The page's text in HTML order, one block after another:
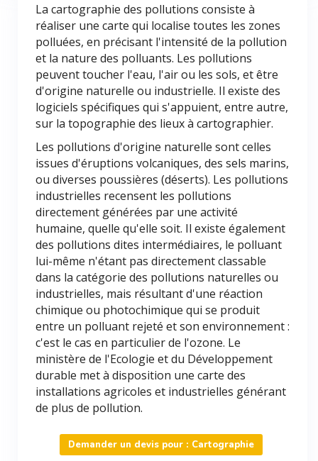
La cartographie des pollutions consiste à
réaliser une carte qui localise toutes les zones
polluées, en précisant l'intensité de la pollution
et la nature des polluants. Les pollutions
peuvent toucher l'eau, l'air ou les sols, et être
d'origine naturelle ou industrielle. Il existe des
logiciels spécifiques qui s'appuient, entre autre,
sur la topographie des lieux à cartographier.
Les pollutions d'origine naturelle sont celles
issues d'éruptions volcaniques, des sels marins,
ou diverses poussières (déserts). Les pollutions
industrielles recensent les pollutions
directement générées par une activité
humaine, quelle qu'elle soit. Il existe également
des pollutions dites intermédiaires, le polluant
lui-même n'étant pas directement classable
dans la catégorie des pollutions naturelles ou
industrielles, mais résultant d'une réaction
chimique ou photochimique qui se produit
entre un polluant rejeté et son environnement :
c'est le cas en particulier de l'ozone. Le
ministère de l'Ecologie et du Développement
durable met à disposition une carte des
installations agricoles et industrielles générant
de plus de pollution.
Demander un devis pour : Cartographie